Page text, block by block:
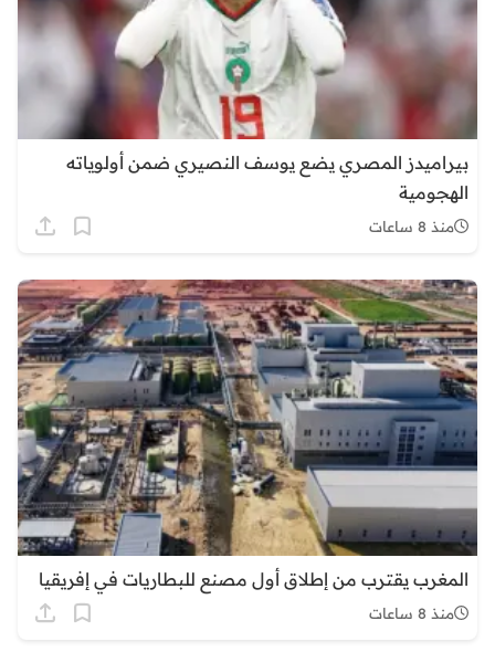
بيراميدز المصري يضع يوسف النصيري ضمن أولوياته
الهجومية
منذ 8 ساعات
المغرب يقترب من إطلاق أول مصنع للبطاريات في إفريقيا
منذ 8 ساعات